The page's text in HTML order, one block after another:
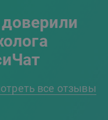
все отзывы